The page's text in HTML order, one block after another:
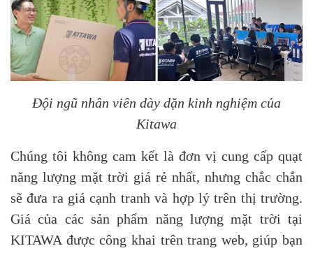
Đội ngũ nhân viên dày dặn kinh nghiệm của
Kitawa
Chúng tôi không cam kết là đơn vị cung cấp quạt
năng lượng mặt trời giá rẻ nhất, nhưng chắc chắn
sẽ đưa ra giá cạnh tranh và hợp lý trên thị trường.
Giá của các sản phẩm năng lượng mặt trời tại
KITAWA được công khai trên trang web, giúp bạn